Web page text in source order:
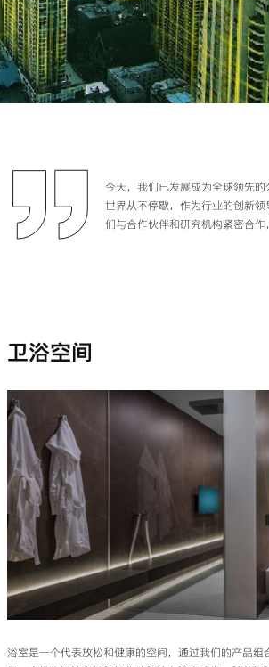
今天，我们已发展成为全球领先的
世界从不停歇，作为行业的创新
们与合作伙伴和研究机构紧密合作
卫浴空间
浴室是一个代表放松和健康的空间，通过我们的产品